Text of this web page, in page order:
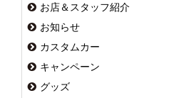
お店＆スタッフ紹介
お知らせ
カスタムカー
キャンペーン
グッズ